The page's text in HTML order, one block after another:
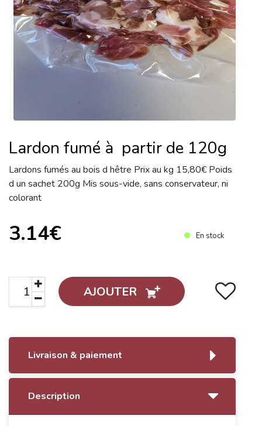
Lardon fumé à partir de 120g
Lardons fumés au bois d hêtre Prix au kg 15,80€ Poids
d un sachet 200g Mis sous-vide, sans conservateur, ni
colorant
3.14€ En stock
AJOUTER
Livraison & paiement
Description